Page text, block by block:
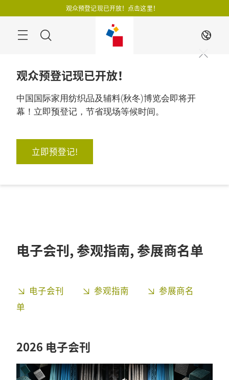
过
观众预登记现已开放！点击这里！
ZH
观众预登记现已开放！
中国国际家用纺织品及辅料(秋冬)博览会即将开
幕！立即预登记，节省现场等候时间。
立即预登记!
电子会刊, 参观指南, 参展商名单
电子会刊 参观指南
参展商名
单
2026 电子会刊